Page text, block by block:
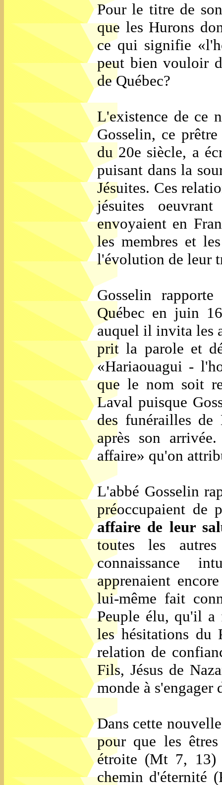
Pour le titre de
que les Hurons
ce qui signifie
peut bien vouloir
de Québec?
L'existence de ce
Gosselin, ce
du 20e siècle, a
puisant dans la
Jésuites. Ces
jésuites
envoyaient en
les membres et
l'évolution de leur
Gosselin
Québec en juin
auquel il invita les
prit la parole et
«Hariaouagui -
que le nom soit
Laval puisque
des funérailles
après son
affaire» qu'on
L'abbé Gosselin
préoccupaient de
affaire de leur
toutes les
connaissance
apprenaient
lui-même fait
Peuple élu, qu'il a
les hésitations du
relation de
Fils, Jésus de
monde à
Dans cette
pour que les
étroite (Mt 7,
chemin d'éternité